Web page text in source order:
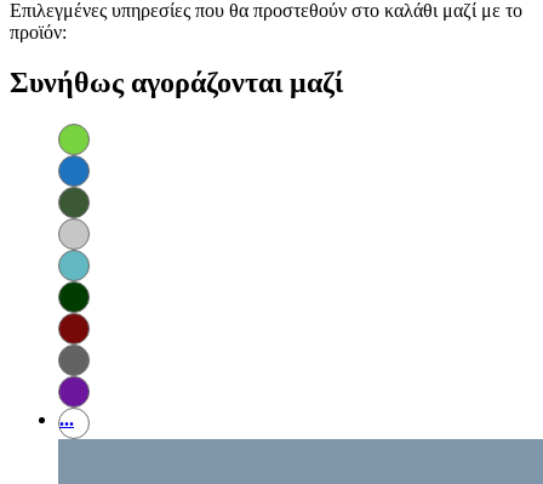
Επιλεγμένες υπηρεσίες που θα προστεθούν στο καλάθι μαζί με το
προϊόν:
Συνήθως αγοράζονται μαζί
...